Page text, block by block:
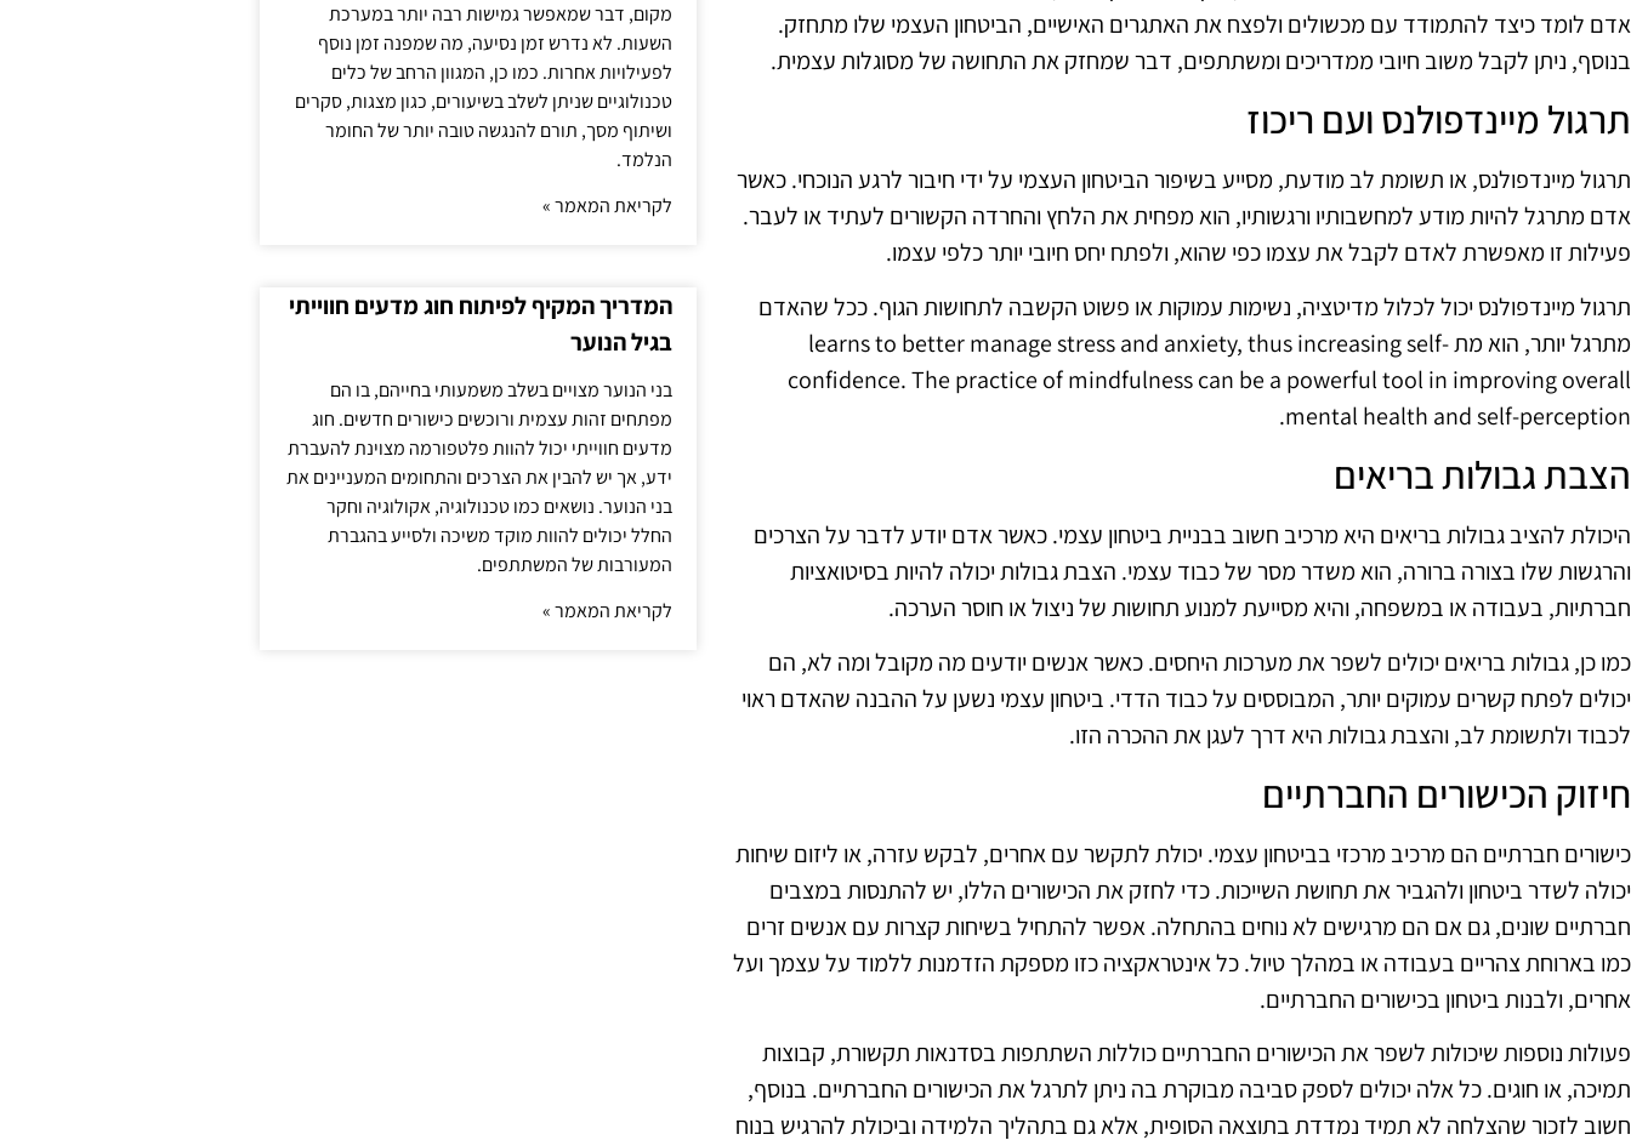
אדם לומד כיצד להתמודד עם מכשולים ולפצח את האתגרים האישיים, הביטחון העצמי שלו מתחזק.
בנוסף, ניתן לקבל משוב חיובי ממדריכים ומשתתפים, דבר שמחזק את התחושה של מסוגלות עצמית.
תרגול מיינדפולנס ועם ריכוז
תרגול מיינדפולנס, או תשומת לב מודעת, מסייע בשיפור הביטחון העצמי על ידי חיבור לרגע הנוכחי. כאשר
אדם מתרגל להיות מודע למחשבותיו ורגשותיו, הוא מפחית את הלחץ והחרדה הקשורים לעתיד או לעבר.
פעילות זו מאפשרת לאדם לקבל את עצמו כפי שהוא, ולפתח יחס חיובי יותר כלפי עצמו.
תרגול מיינדפולנס יכול לכלול מדיטציה, נשימות עמוקות או פשוט הקשבה לתחושות הגוף. ככל שהאדם
מתרגל יותר, הוא מת learns to better manage stress and anxiety, thus increasing self-
confidence. The practice of mindfulness can be a powerful tool in improving overall
mental health and self-perception.
הצבת גבולות בריאים
היכולת להציב גבולות בריאים היא מרכיב חשוב בבניית ביטחון עצמי. כאשר אדם יודע לדבר על הצרכים
והרגשות שלו בצורה ברורה, הוא משדר מסר של כבוד עצמי. הצבת גבולות יכולה להיות בסיטואציות
חברתיות, בעבודה או במשפחה, והיא מסייעת למנוע תחושות של ניצול או חוסר הערכה.
כמו כן, גבולות בריאים יכולים לשפר את מערכות היחסים. כאשר אנשים יודעים מה מקובל ומה לא, הם
יכולים לפתח קשרים עמוקים יותר, המבוססים על כבוד הדדי. ביטחון עצמי נשען על ההבנה שהאדם ראוי
לכבוד ולתשומת לב, והצבת גבולות היא דרך לעגן את ההכרה הזו.
חיזוק הכישורים החברתיים
כישורים חברתיים הם מרכיב מרכזי בביטחון עצמי. יכולת לתקשר עם אחרים, לבקש עזרה, או ליזום שיחות
יכולה לשדר ביטחון ולהגביר את תחושת השייכות. כדי לחזק את הכישורים הללו, יש להתנסות במצבים
חברתיים שונים, גם אם הם מרגישים לא נוחים בהתחלה. אפשר להתחיל בשיחות קצרות עם אנשים זרים
כמו בארוחת צהריים בעבודה או במהלך טיול. כל אינטראקציה כזו מספקת הזדמנות ללמוד על עצמך ועל
אחרים, ולבנות ביטחון בכישורים החברתיים.
פעולות נוספות שיכולות לשפר את הכישורים החברתיים כוללות השתתפות בסדנאות תקשורת, קבוצות
תמיכה, או חוגים. כל אלה יכולים לספק סביבה מבוקרת בה ניתן לתרגל את הכישורים החברתיים. בנוסף,
חשוב לזכור שהצלחה לא תמיד נמדדת בתוצאה הסופית, אלא גם בתהליך הלמידה וביכולת להרגיש בנוח
מקום, דבר שמאפשר גמישות רבה יותר במערכת
השעות. לא נדרש זמן נסיעה, מה שמפנה זמן נוסף
לפעילויות אחרות. כמו כן, המגוון הרחב של כלים
טכנולוגיים שניתן לשלב בשיעורים, כגון מצגות, סקרים
ושיתוף מסך, תורם להנגשה טובה יותר של החומר
הנלמד.
לקריאת המאמר »
המדריך המקיף לפיתוח חוג מדעים חווייתי
בגיל הנוער
בני הנוער מצויים בשלב משמעותי בחייהם, בו הם
מפתחים זהות עצמית ורוכשים כישורים חדשים. חוג
מדעים חווייתי יכול להוות פלטפורמה מצוינת להעברת
ידע, אך יש להבין את הצרכים והתחומים המעניינים את
בני הנוער. נושאים כמו טכנולוגיה, אקולוגיה וחקר
החלל יכולים להוות מוקד משיכה ולסייע בהגברת
המעורבות של המשתתפים.
לקריאת המאמר »